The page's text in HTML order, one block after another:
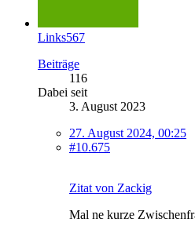
Links567
Beiträge
116
Dabei seit
3. August 2023
27. August 2024, 00:25
#10.675
Zitat von Zackig
Mal ne kurze